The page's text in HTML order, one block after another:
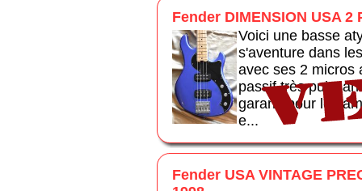
Fender DIMENSION USA 2
Voici une basse
s'aventure dans
avec ses 2 micros
passif très
garanti pour les
e...
Fender USA VINTAGE